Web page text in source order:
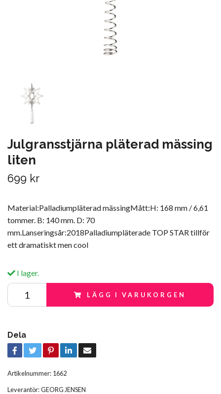
Julgransstjärna pläterad mässing
liten
699 kr
Material:Palladiumpläterad mässingMått:H: 168 mm / 6,61
tommer. B: 140 mm. D: 70
mm.Lanseringsår:2018Palladiumpläterade TOP STAR tillför
ett dramatiskt men cool
I lager.
LÄGG I VARUKORGEN
Dela
Artikelnummer: 1662
Leverantör:GEORG JENSEN